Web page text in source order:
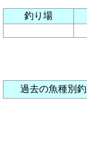
釣り場
過去の魚種別